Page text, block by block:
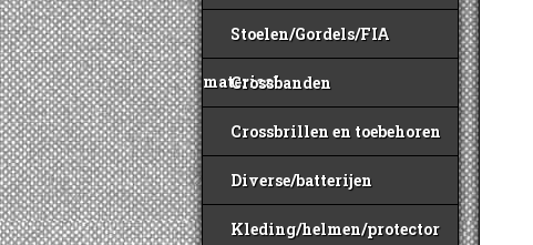
Stoelen/Gordels/FIA
materiaal
Crossbanden
Crossbrillen en toebehoren
Diverse/batterijen
Kleding/helmen/protector